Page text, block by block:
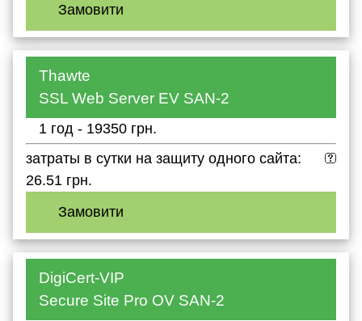
Замовити
Thawte
SSL Web Server EV SAN-2
1 год - 19350 грн.
затраты в сутки на защиту одного сайта:
26.51 грн.
Замовити
DigiCert-VIP
Secure Site Pro OV SAN-2